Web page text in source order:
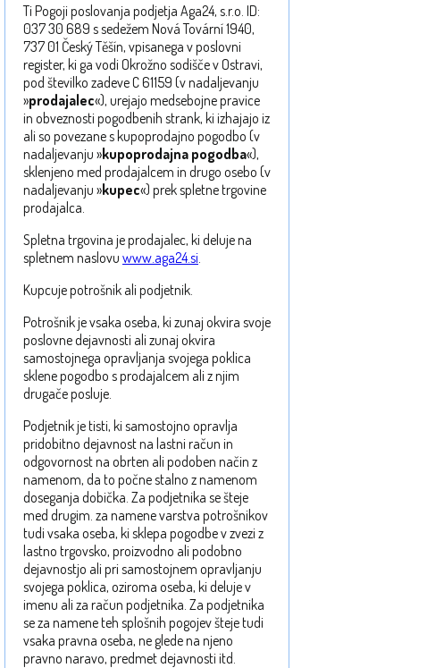
Ti Pogoji poslovanja podjetja Aga24, s.r.o. ID:
037 30 689 s sedežem Nová Tovární 1940,
737 01 Český Těšín, vpisanega v poslovni
register, ki ga vodi Okrožno sodišče v Ostravi,
pod številko zadeve C 61159 (v nadaljevanju
»prodajalec«), urejajo medsebojne pravice
in obveznosti pogodbenih strank, ki izhajajo iz
ali so povezane s kupoprodajno pogodbo (v
nadaljevanju »kupoprodajna pogodba«),
sklenjeno med prodajalcem in drugo osebo (v
nadaljevanju »kupec«) prek spletne trgovine
prodajalca.
Spletna trgovina je prodajalec, ki deluje na
spletnem naslovu www.aga24.si
Kupcuje potrošnik ali podjetnik.
Potrošnik je vsaka oseba, ki zunaj okvira svoje
poslovne dejavnosti ali zunaj okvira
samostojnega opravljanja svojega poklica
sklene pogodbo s prodajalcem ali z njim
drugače posluje.
Podjetnik je tisti, ki samostojno opravlja
pridobitno dejavnost na lastni račun in
odgovornost na obrten ali podoben način z
namenom, da to počne stalno z namenom
doseganja dobička. Za podjetnika se šteje
med drugim. za namene varstva potrošnikov
tudi vsaka oseba, ki sklepa pogodbe v zvezi z
lastno trgovsko, proizvodno ali podobno
dejavnostjo ali pri samostojnem opravljanju
svojega poklica, oziroma oseba, ki deluje v
imenu ali za račun podjetnika. Za podjetnika
se za namene teh splošnih pogojev šteje tudi
vsaka pravna oseba, ne glede na njeno
pravno naravo, predmet dejavnosti itd.